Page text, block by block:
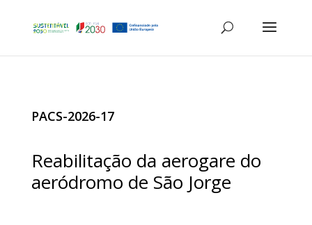
PACS-2026-17
Reabilitação da aerogare do
aeródromo de São Jorge